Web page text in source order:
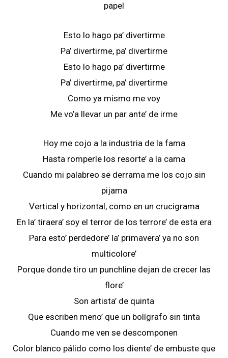
papel
Esto lo hago pa’ divertirme
Pa’ divertirme, pa’ divertirme
Esto lo hago pa’ divertirme
Pa’ divertirme, pa’ divertirme
Como ya mismo me voy
Me vo’a llevar un par ante’ de irme
Hoy me cojo a la industria de la fama
Hasta romperle los resorte’ a la cama
Cuando mi palabreo se derrama me los cojo sin
pijama
Vertical y horizontal, como en un crucigrama
En la’ tiraera’ soy el terror de los terrore’ de esta era
Para esto’ perdedore’ la’ primavera’ ya no son
multicolore’
Porque donde tiro un punchline dejan de crecer las
flore’
Son artista’ de quinta
Que escriben meno’ que un bolígrafo sin tinta
Cuando me ven se descomponen
Color blanco pálido como los diente’ de embuste que